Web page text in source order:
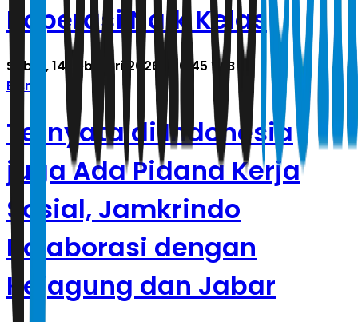
Koperasi Naik Kelas
Sabtu, 14 Februari 2026 | 00.45 WIB
Bisnis
Ternyata di Indonesia
juga Ada Pidana Kerja
Sosial, Jamkrindo
Kolaborasi dengan
Kejagung dan Jabar